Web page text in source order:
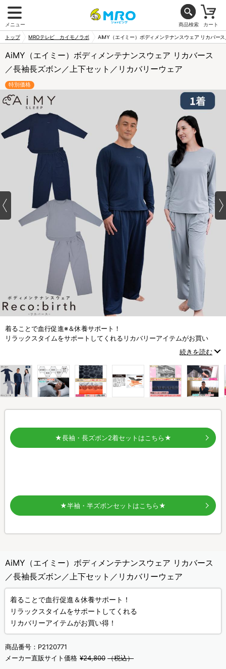
メニュー 商品検索 カート
トップ MROテレビ カイモノラボ AiMY（エイミー）ボディメンテナンスウェア リカバー
AiMY（エイミー）ボディメンテナンスウェア リカバース
／長袖長ズボン／上下セット／リカバリーウェア
特別価格
着ることで血行促進※＆休養サポート！
リラックスタイムをサポートしてくれるリカバリーアイテムがお買い
続きを読む
★長袖・長ズボン2着セットはこちら★
★半袖・半ズボンセットはこちら★
AiMY（エイミー）ボディメンテナンスウェア リカバース
／長袖長ズボン／上下セット／リカバリーウェア
着ることで血行促進＆休養サポート！
リラックスタイムをサポートしてくれる
リカバリーアイテムがお買い得！
商品番号： P2120771
メーカー直販サイト価格 ¥24,800 （税込）